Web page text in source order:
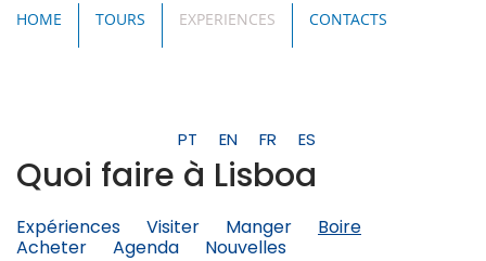
HOME TOURS EXPERIENCES CONTACTS
PT EN FR ES
Quoi faire à Lisboa
Expériences Visiter Manger
Boire
Acheter
Agenda Nouvelles